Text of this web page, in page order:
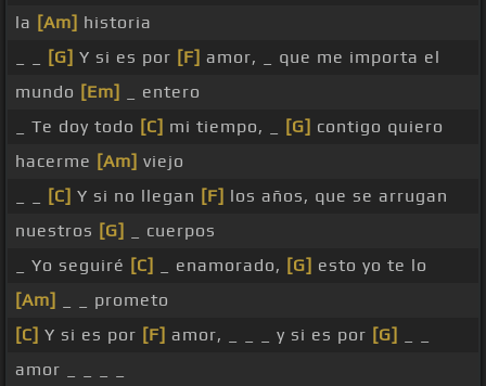
la [Am] historia
[G] Y si es por [F] amor, _ que me importa el
mundo [Em]
_ entero
_ Te doy todo [C] mi tiempo, _ [G] contigo quiero
hacerme [Am] viejo
[C] Y si no llegan [F] los años, que se arrugan
nuestros [G]
_ cuerpos
_ Yo seguiré [C] _ enamorado, [G] esto yo te lo
[Am]
_ _ prometo
[C] Y si es por [F] amor, _ _ _ y si es por [G]
amor _ _ _ _